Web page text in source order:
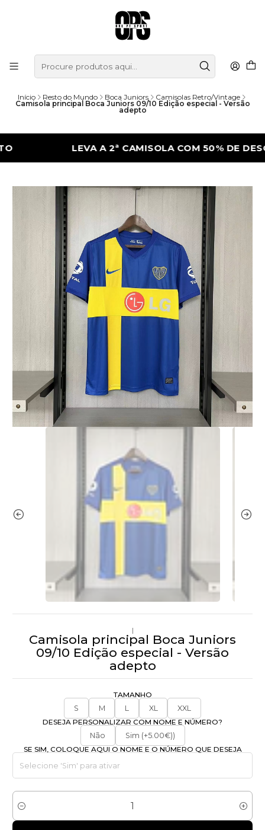
Início Resto do Mundo Boca Juniors Camisolas Retro/Vintage
Camisola principal Boca Juniors 09/10 Edição especial - Versão
adepto
LEVA A 2ª CAMISOLA COM 50% DE DESCONTO
|
Camisola principal Boca Juniors
09/10 Edição especial - Versão
adepto
TAMANHO
S
M L XL
XXL
DESEJA PERSONALIZAR COM NOME E NÚMERO?
Não
Sim (+5.00€))
SE SIM, COLOQUE AQUI O NOME E O NÚMERO QUE DESEJA
Quantidade